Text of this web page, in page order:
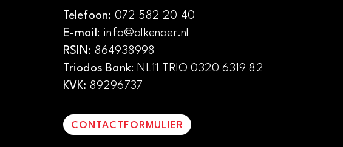
Telefoon: 072 582 20 40
E-mail: info@alkenaer.nl
RSIN: 864938998
Triodos Bank: NL11 TRIO 0320 6319 82
KVK: 89296737
CONTACTFORMULIER